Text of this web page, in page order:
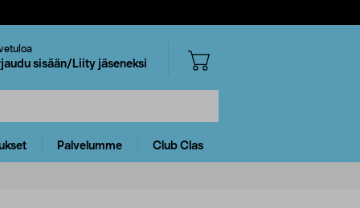
sisään/Liity jäseneksi
Palvelumme Club Clas